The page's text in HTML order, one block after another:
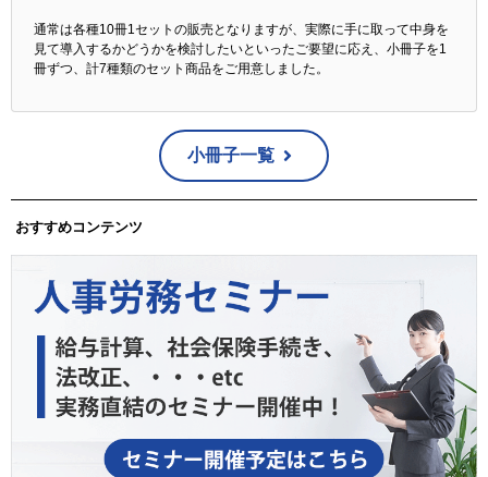
通常は各種10冊1セットの販売となりますが、実際に手に取って中身を
見て導入するかどうかを検討したいといったご要望に応え、小冊子を1
冊ずつ、計7種類のセット商品をご用意しました。
小冊子一覧
おすすめコンテンツ